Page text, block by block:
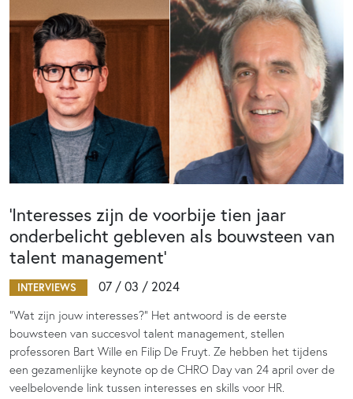
‘Interesses zijn de voorbije tien jaar
onderbelicht gebleven als bouwsteen van
talent management’
INTERVIEWS 07 / 03 / 2024
“Wat zijn jouw interesses?” Het antwoord is de eerste
bouwsteen van succesvol talent management, stellen
professoren Bart Wille en Filip De Fruyt. Ze hebben het tijdens
een gezamenlijke keynote op de CHRO Day van 24 april over de
veelbelovende link tussen interesses en skills voor HR.